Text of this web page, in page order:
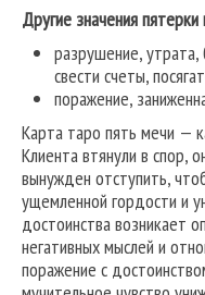
Другие значения
разрушение, утрата,
свести счеты,
поражение,
Карта таро пять мечи —
Клиента втянули в спор,
вынужден отступить,
ущемленной гордости и
достоинства возникает
негативных мыслей и
поражение с